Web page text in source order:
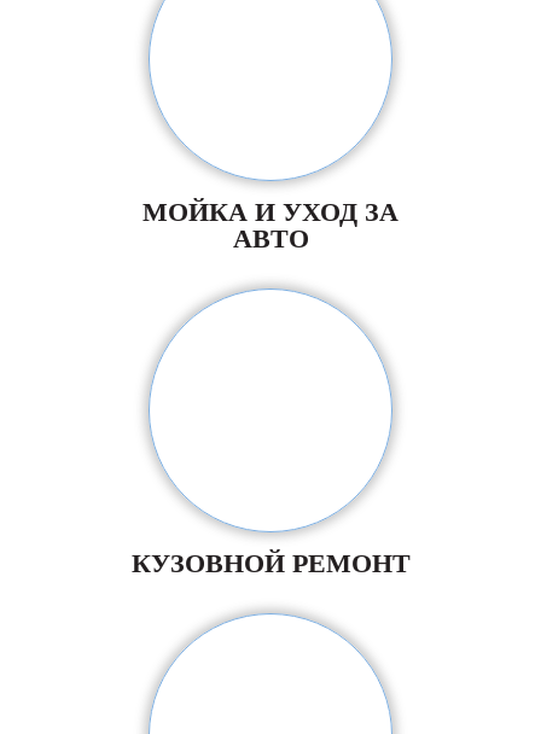
МОЙКА И УХОД ЗА
АВТО
КУЗОВНОЙ РЕМОНТ